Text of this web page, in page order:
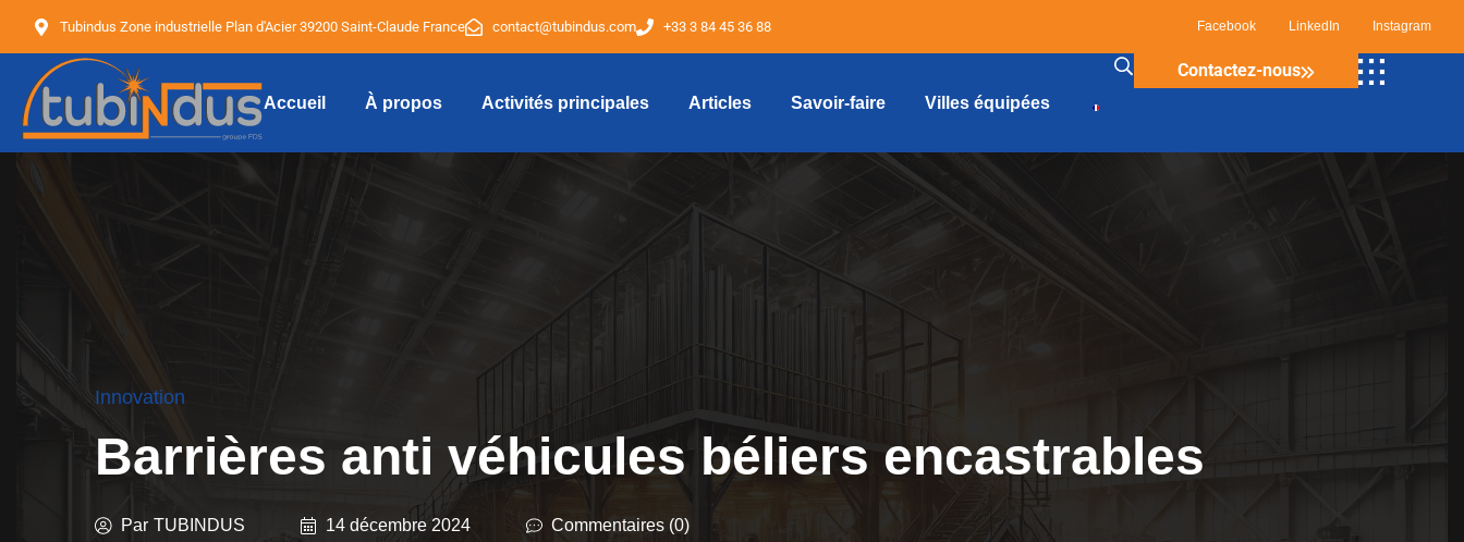
Tubindus Zone industrielle Plan d'Acier 39200 Saint-Claude France contact@tubindus.com +33 3 84 45 36 88 Facebook LinkedIn Instagram
Accueil À propos Activités principales Articles Savoir-faire Villes équipées
Contactez-nous
Innovation
Barrières anti véhicules béliers encastrables
Par TUBINDUS 14 décembre 2024 Commentaires (0)